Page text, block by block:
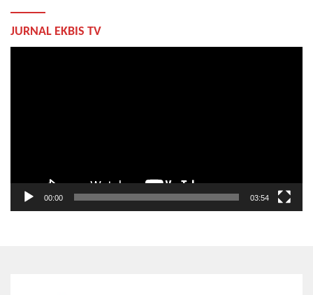
JURNAL EKBIS TV
00:00 03:54